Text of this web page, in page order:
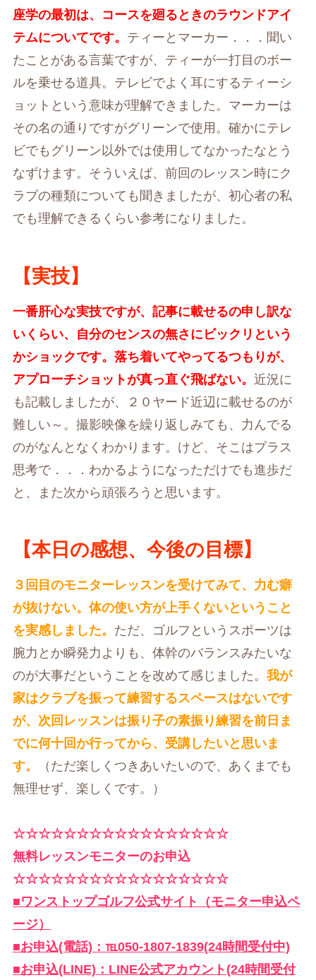
座学の最初は、コースを廻るときのラウンドアイ
テムについてです。 ティーとマーカー．．．聞い
たことがある言葉ですが、ティーが一打目のボー
ルを乗せる道具。テレビでよく耳にするティーシ
ョットという意味が理解できました。マーカーは
その名の通りですがグリーンで使用。確かにテレ
ビでもグリーン以外では使用してなかったなとう
なずけます。そういえば、前回のレッスン時にク
ラブの種類についても聞きましたが、初心者の私
でも理解できるくらい参考になりました。
【実技】
一番肝心な実技ですが、記事に載せるの申し訳な
いくらい、自分のセンスの無さにビックリという
かショックです。落ち着いてやってるつもりが、
アプローチショットが真っ直ぐ飛ばない。 近況に
も記載しましたが、２０ヤード近辺に載せるのが
難しい～。撮影映像を繰り返しみても、力んでる
のがなんとなくわかります。けど、そこはプラス
思考で．．．わかるようになっただけでも進歩だ
と、また次から頑張ろうと思います。
【本日の感想、今後の目標】
３回目のモニターレッスンを受けてみて、力む癖
が抜けない。体の使い方が上手くないということ
を実感しました。 ただ、ゴルフというスポーツは
腕力とか瞬発力よりも、体幹のバランスみたいな
のが大事だということを改めて感じました。 我が
家はクラブを振って練習するスペースはないです
が、次回レッスンは振り子の素振り練習を前日ま
でに何十回か行ってから、受講したいと思いま
す。
（ただ楽しくつきあいたいので、あくまでも
無理せず、楽しくです。）
☆☆☆☆☆☆☆☆☆☆☆☆☆☆☆☆☆
無料レッスンモニターのお申込
☆☆☆☆☆☆☆☆☆☆☆☆☆☆☆☆☆
■ワンストップゴルフ公式サイト（モニター申込ペ
ージ）
■お申込(電話)：℡050-1807-1839(24時間受付中)
■お申込(LINE)：LINE公式アカウント(24時間受付